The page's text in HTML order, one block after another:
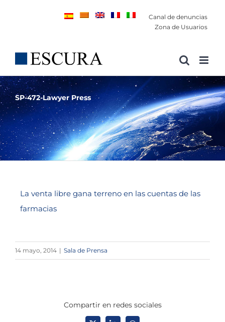
Canal de denuncias
Zona de Usuarios
SP-472-Lawyer Press
La venta libre gana terreno en las cuentas de las
farmacias
14 mayo, 2014 | Sala de Prensa
Compartir en redes sociales